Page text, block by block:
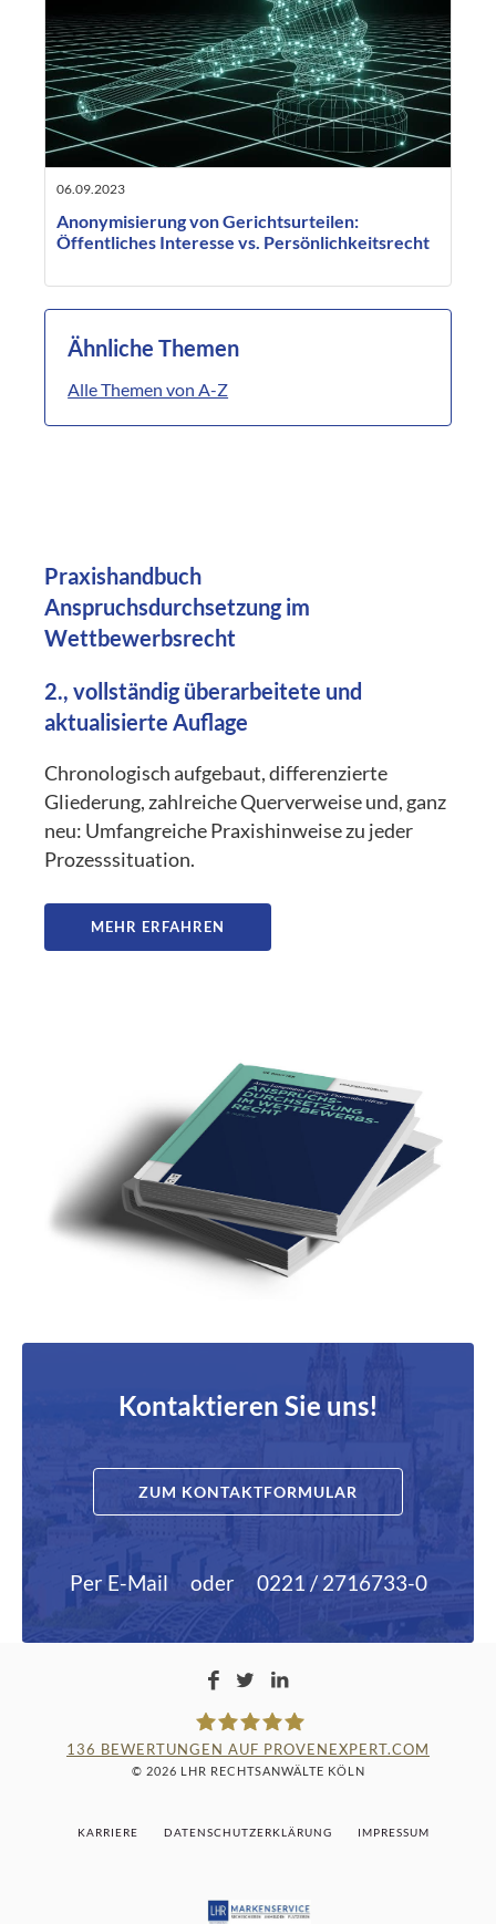
06.09.2023
Anonymisierung von Gerichtsurteilen:
Öffentliches Interesse vs. Persönlichkeitsrecht
Ähnliche Themen
Alle Themen von A-Z
Praxishandbuch
Anspruchsdurchsetzung im
Wettbewerbsrecht
2., vollständig überarbeitete und
aktualisierte Auflage
Chronologisch aufgebaut, differenzierte
Gliederung, zahlreiche Querverweise und, ganz
neu: Umfangreiche Praxishinweise zu jeder
Prozesssituation.
MEHR ERFAHREN
Kontaktieren Sie uns!
ZUM KONTAKTFORMULAR
Per E-Mail oder 0221 / 2716733-0
136 BEWERTUNGEN AUF PROVENEXPERT.COM
© 2026 LHR RECHTSANWÄLTE KÖLN
KARRIERE DATENSCHUTZERKLÄRUNG IMPRESSUM